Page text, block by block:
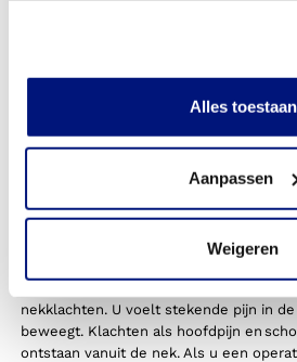
Alles toestaan
Aanpassen
Weigeren
Hulp bij klachten aan
nekklachten. U voelt stekende pijn in
beweegt. Klachten als hoofdpijn en
ontstaan vanuit de nek. Als u een